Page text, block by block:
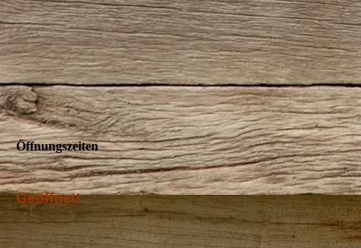
Öffnungszeiten
Geöffnet!